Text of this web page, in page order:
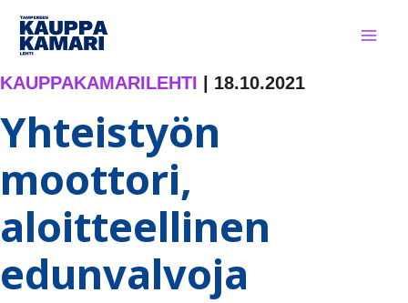
Siirry
sisältöön
KAUPPAKAMARILEHTI 18.10.2021
Yhteistyön
moottori,
aloitteellinen
edunvalvoja